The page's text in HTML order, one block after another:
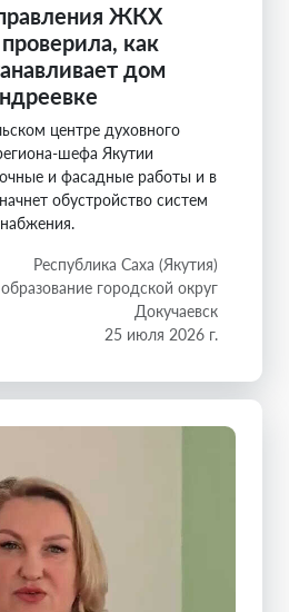
ЖКХ
как
дом
центре духовного
шефа Якутии
и фасадные работы и в
обустройство систем
Республика Саха (Якутия)
городской округ
Докучаевск
25 июля 2026 г.